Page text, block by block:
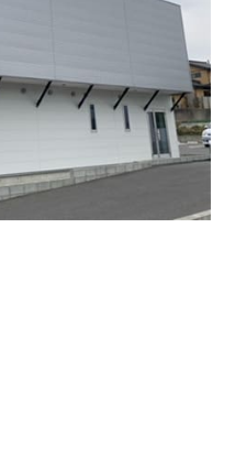
９～ ６ヶ月 男の
８～ ５ヶ月 女の